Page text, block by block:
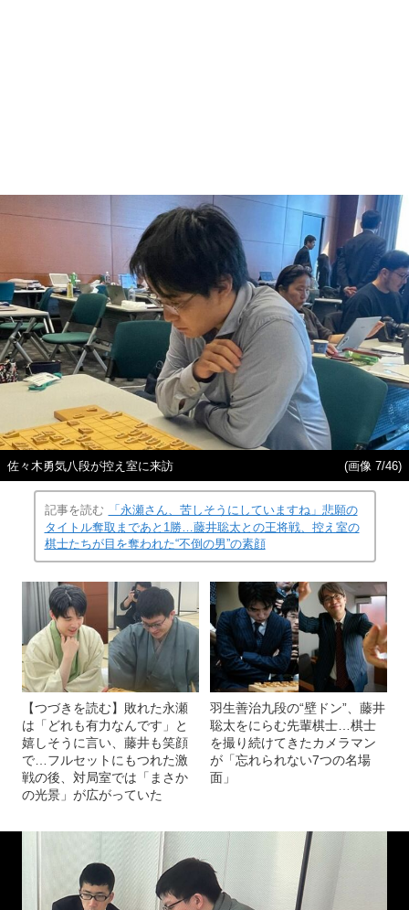
佐々木勇気八段が控え室に来訪 (画像 7/46)
記事を読む
「永瀬さん、苦しそうにしていますね」悲願の
タイトル奪取まであと1勝…藤井聡太との王将戦、控え室の
棋士たちが目を奪われた“不倒の男”の素顔
【つづきを読む】敗れた永瀬
は「どれも有力なんです」と
嬉しそうに言い、藤井も笑顔
で…フルセットにもつれた激
戦の後、対局室では「まさか
の光景」が広がっていた
羽生善治九段の“壁ドン”、藤井
聡太をにらむ先輩棋士…棋士
を撮り続けてきたカメラマン
が「忘れられない7つの名場
面」